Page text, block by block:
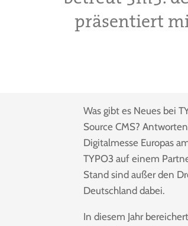
präsentiert
Was gibt es Neues bei
Source CMS?
Digitalmesse Europas
TYPO3 auf einem
Stand sind außer den
Deutschland dabei.
In diesem Jahr